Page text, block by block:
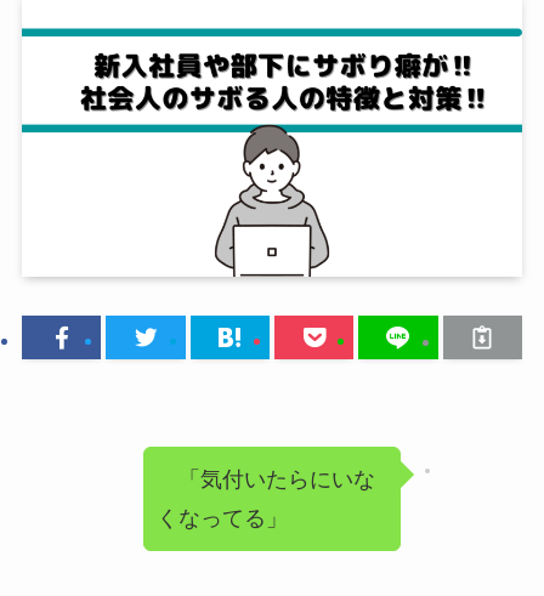
「気付いたらにいな
くなってる」